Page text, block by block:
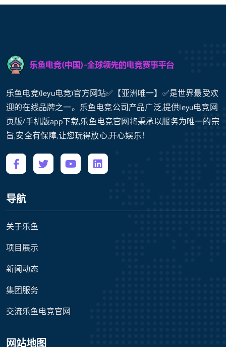
乐鱼电竞(leyu电竞)官方网站✅【亚洲唯一】✅是世界最受欢
迎的在线品牌之一。乐鱼电竞公司产品广泛,提供leyu电竞网
页版/手机版app下载,乐鱼电竞官网将秉承以服务为唯一的宗
旨,安全有保障,让您玩得放心,开心娱乐！
导航
关于乐鱼
项目展示
新闻动态
集团服务
交流乐鱼电竞官网
网站地图